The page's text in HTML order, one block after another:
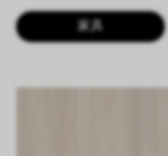
SHAPING SURFACES
家具